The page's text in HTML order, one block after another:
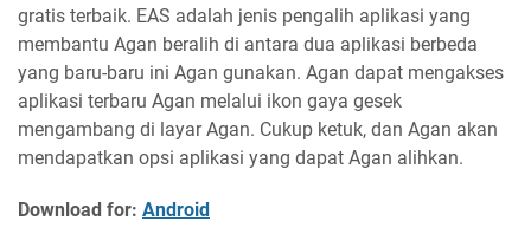
gratis terbaik. EAS adalah jenis pengalih aplikasi yang
membantu Agan beralih di antara dua aplikasi berbeda
yang baru-baru ini Agan gunakan. Agan dapat mengakses
aplikasi terbaru Agan melalui ikon gaya gesek
mengambang di layar Agan. Cukup ketuk, dan Agan akan
mendapatkan opsi aplikasi yang dapat Agan alihkan.
Download for: Android